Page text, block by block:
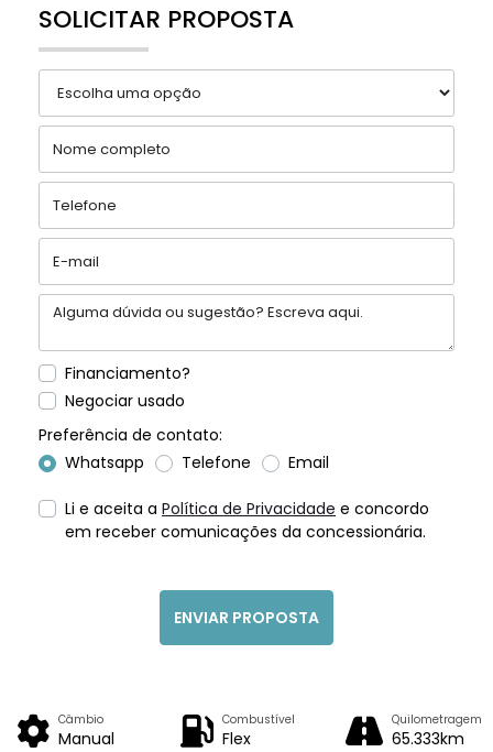
SOLICITAR PROPOSTA
Financiamento?
Negociar usado
Preferência de contato:
Whatsapp
Telefone Email
Li e aceita a Política de Privacidade e concordo
em receber comunicações da concessionária.
ENVIAR PROPOSTA
Câmbio
Manual
Combustível
Flex
Quilometragem
65.333km